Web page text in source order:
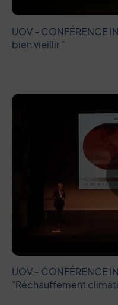
UOV - CONFÉRENCE
bien vieillir "
UOV - CONFÉRENCE
"Réchauffement